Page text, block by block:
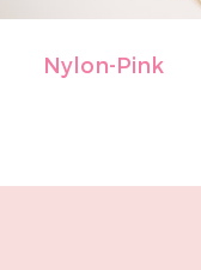
Nylon-Pink